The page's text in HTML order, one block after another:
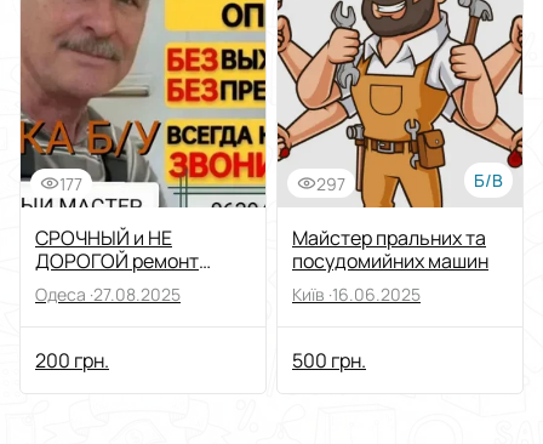
177
СРОЧНЫЙ и НЕ
ДОРОГОЙ ремонт
стиральных машин на
дому!ВЫКУП,Скупка!
Одеса ·27.08.2025
200 грн.
297 Б/В
Майстер пральних та
посудомийних машин
Київ ·16.06.2025
500 грн.